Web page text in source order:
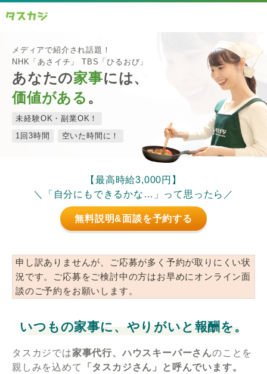
メディアで紹介され話題！
NHK「あさイチ」 TBS「ひるおび」
あなたの家事には、
価値がある 。
未経験OK・副業OK！
1回3時間
空いた時間に！
【最高時給3,000円】
＼「自分にもできるかな…」って思ったら／
無料説明&面談を予約する
申し訳ありませんが、ご応募が多く予約が取りにくい状
況です。ご応募をご検討中の方はお早めにオンライン面
談のご予約をお願いします。
いつもの家事に、やりがいと報酬を。
タスカジでは家事代行、ハウスキーパーさんのことを
親しみを込めて
「タスカジさん」と呼んでいます。